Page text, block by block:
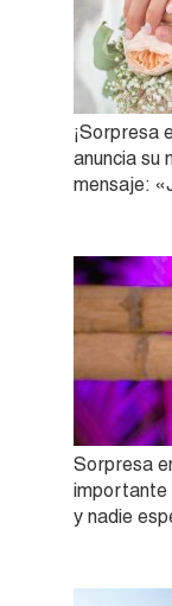
¡Sorpresa
anuncia su
mensaje:
Sorpresa
importante
y nadie